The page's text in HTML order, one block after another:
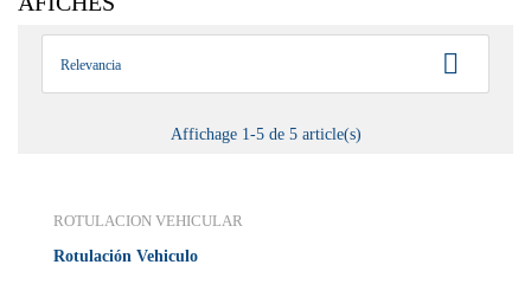
Relevancia 
Affichage 1-5 de 5 article(s)
ROTULACION VEHICULAR
Rotulación Vehiculo